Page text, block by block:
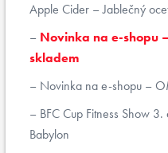
Apple Cider – Jablečný
Novinka na e-shopu
skladem
Novinka na e-shopu –
BFC Cup Fitness Show
Babylon